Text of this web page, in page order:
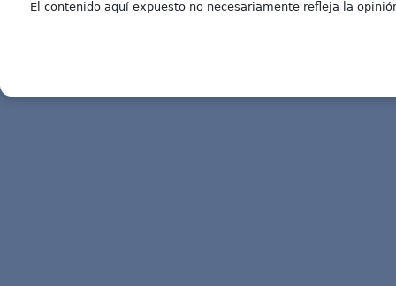
El contenido aquí expuesto no necesariamente refleja la